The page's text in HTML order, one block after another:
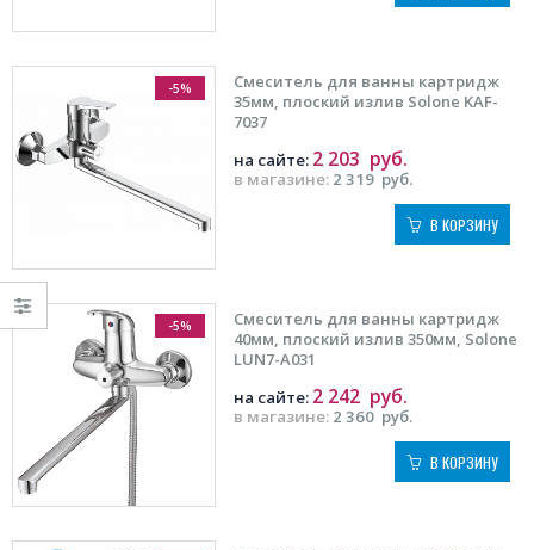
-5%
Смеситель для ванны картридж
35мм, плоский излив Solone KAF-
7037
в магазине: 2 319 руб.
на сайте: 2 203 руб.
В КОРЗИНУ
-5%
Смеситель для ванны картридж
40мм, плоский излив 350мм, Solone
LUN7-A031
в магазине: 2 360 руб.
на сайте: 2 242 руб.
В КОРЗИНУ